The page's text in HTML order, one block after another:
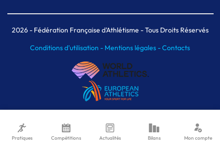
Meeting de Paris indoor
MAIF Ekiden de Paris
2026- Fédération Française d'Athlétisme - Tous Droits Réservés
Conditions d'utilisation - Mentions légales -Contacts
Pratiques Compétitions Actualités Bilans Mon compte